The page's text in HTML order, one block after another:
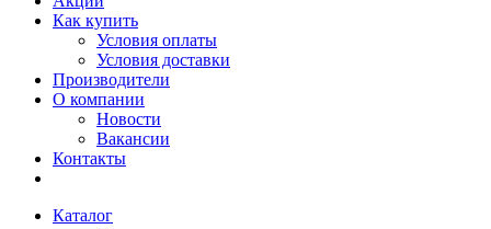
Как купить
Условия оплаты
Условия доставки
Производители
О компании
Новости
Вакансии
Контакты
Каталог